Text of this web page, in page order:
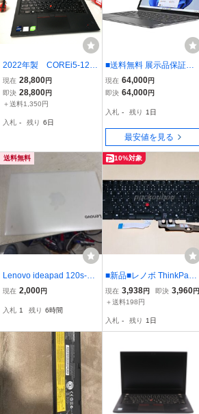
2022年製 COREi5-124
5U メモリ16GB SSD2
56GB搭載 ☆Windows1
1 Office2024☆kt 即決/H
現在 28,800円
即決 28,800円
＋送料1,350円
入札 - 残り 6日
■送料無料 展示品保証付
き 12.4型 Lenovo IdeaPa
d Duet 570i 82TQ000HJP
56GB/Office2021■
現在 64,000円
即決 64,000円
入札 - 残り 1日
最安値を見る
送料無料
Lenovo ideapad 120s-11i
ap 81a4 ノート型パソコ
現在 2,000円
入札 1 残り 6時間
10%対象
■新品■レノボ ThinkPad T
14S Gen 3 Gen 4 / Think
Pad E14 Gen 5 Gen 6 用
ル便OK
現在 3,938円 即決 3,960円
＋送料198円
入札 - 残り 1日